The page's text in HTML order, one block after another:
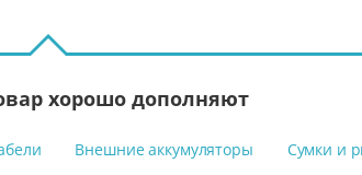
хорошо дополняют
Внешние аккумуляторы Сумки и